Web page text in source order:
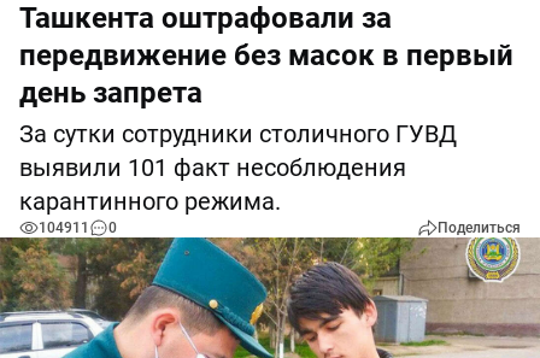
Ташкента оштрафовали за
передвижение без масок в первый
день запрета
За сутки сотрудники столичного ГУВД
выявили 101 факт несоблюдения
карантинного режима.
104911 0 Поделиться